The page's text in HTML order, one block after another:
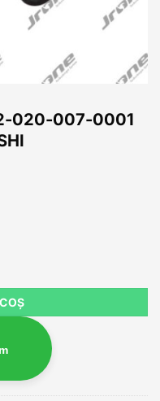
020-007-0001
007-0001 pentru turbine